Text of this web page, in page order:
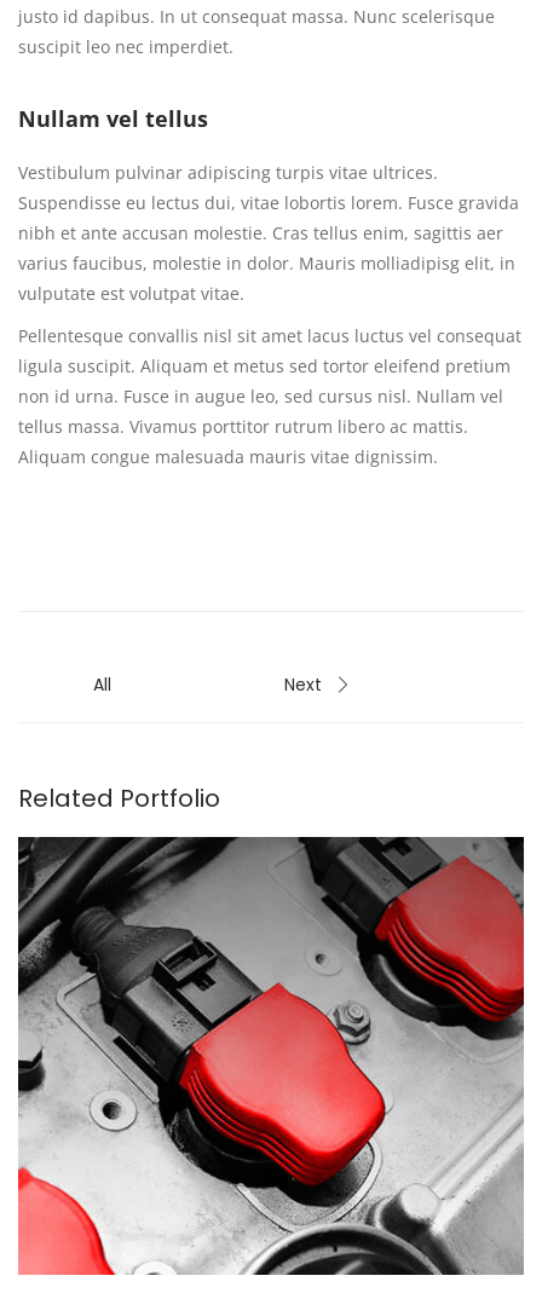
justo id dapibus. In ut consequat massa. Nunc scelerisque
suscipit leo nec imperdiet.
Nullam vel tellus
Vestibulum pulvinar adipiscing turpis vitae ultrices.
Suspendisse eu lectus dui, vitae lobortis lorem. Fusce gravida
nibh et ante accusan molestie. Cras tellus enim, sagittis aer
varius faucibus, molestie in dolor. Mauris molliadipisg elit, in
vulputate est volutpat vitae.
Pellentesque convallis nisl sit amet lacus luctus vel consequat
ligula suscipit. Aliquam et metus sed tortor eleifend pretium
non id urna. Fusce in augue leo, sed cursus nisl. Nullam vel
tellus massa. Vivamus porttitor rutrum libero ac mattis.
Aliquam congue malesuada mauris vitae dignissim.
All Next
Related Portfolio